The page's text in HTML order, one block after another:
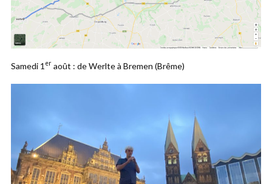
Samedi 1 er août : de Werlte à Bremen (Brême)